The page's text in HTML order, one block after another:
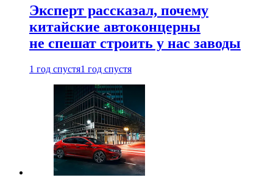
Эксперт рассказал, почему
китайские автоконцерны
не спешат строить у нас заводы
1 год спустя1 год спустя